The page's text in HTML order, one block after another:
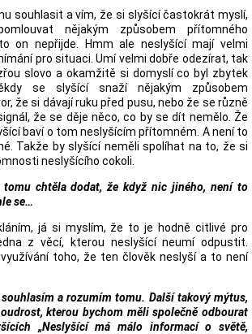
souhlasit a vím, že si slyšící častokrát myslí,
nějakým způsobem přítomného
on nepřijde. Hmm ale neslyšící mají velmi
pro situaci. Umí velmi dobře odezírat, tak
slovo a okamžitě si domyslí co byl zbytek
se slyšící snaží nějakým způsobem
že si dávají ruku před pusu, nebo že se různě
že se děje něco, co by se dít nemělo. Že
baví o tom neslyšícím přítomném. A není to
Takže by slyšící neměli spolíhat na to, že si
neslyšícího cokoli.
chtěla dodat, že když nic jiného, není to
se…
já si myslím, že to je hodně citlivé pro
z věcí, kterou neslyšící neumí odpustit.
toho, že ten člověk neslyší a to není
a rozumím tomu. Další takový mýtus,
kterou bychom měli společně odbourat
„Neslyšící má málo informací o světě,